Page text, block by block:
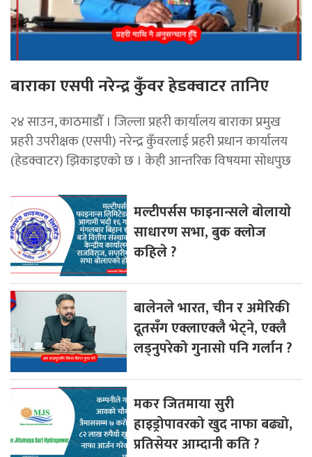
बाराका एसपी नरेन्द्र कुँवर हेडक्वाटर तानिए
२४ साउन, काठमाडौँ । जिल्ला प्रहरी कार्यालय बाराका प्रमुख
प्रहरी उपरीक्षक (एसपी) नरेन्द्र कुँवरलाई प्रहरी प्रधान कार्यालय
(हेडक्वाटर) झिकाइएको छ । केही आन्तरिक विषयमा सोधपुछ
मल्टीपर्सस फाइनान्सले बाेलायाे
साधारण सभा, बुक क्लोज
कहिले ?
बालेनले भारत, चीन र अमेरिकी
दूतसँग एक्लाएक्लै भेट्ने, एक्लै
लड्नुपरेको गुनासो पनि गर्लान ?
मकर जितमाया सुरी
हाइड्रोपावरको खुद नाफा बढ्यो,
प्रतिसेयर आम्दानी कति ?